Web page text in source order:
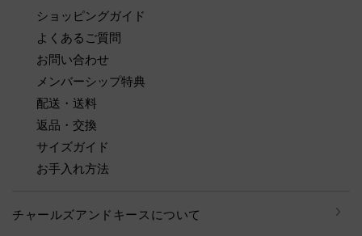
ショッピングガイド
よくあるご質問
お問い合わせ
メンバーシップ特典
配送・送料
返品・交換
サイズガイド
お手入れ方法
チャールズアンドキースについて